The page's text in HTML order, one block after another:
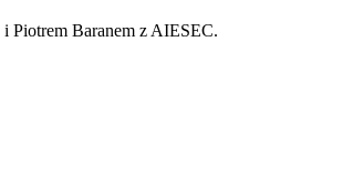
Piotrem Baranem z AIESEC.